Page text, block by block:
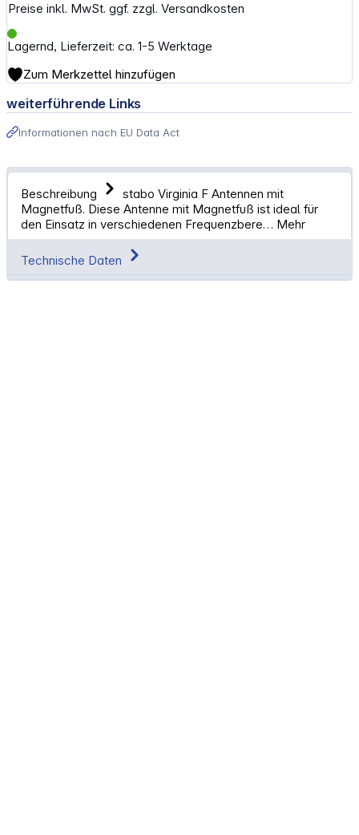
Preise inkl. MwSt. ggf. zzgl. Versandkosten
Lagernd, Lieferzeit: ca. 1-5 Werktage
Zum Merkzettel hinzufügen
weiterführende Links
Informationen nach EU Data Act
Beschreibung
stabo Virginia F Antennen mit
Magnetfuß. Diese Antenne mit Magnetfuß ist ideal für
den Einsatz in verschiedenen Frequenzbere… Mehr
Technische Daten